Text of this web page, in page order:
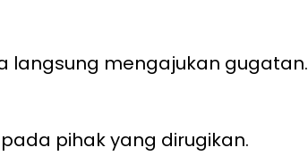
langsung mengajukan gugatan.
pihak yang dirugikan.